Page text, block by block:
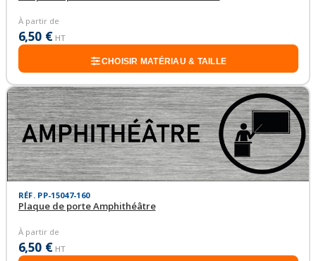
À partir de
6,50 € HT
CHOISIR MATÉRIAU & TAILLE
RÉF. PP-15047-160
Plaque de porte Amphithéâtre
À partir de
6,50 € HT